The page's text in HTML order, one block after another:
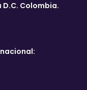
D.C. Colombia.